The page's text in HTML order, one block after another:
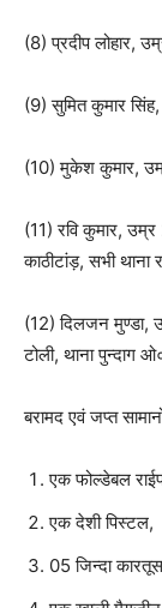
(8) प्रदीप लोहार,
(9) सुमित कुमार सिंह,
(10) मुकेश कुमार,
(11) रवि कुमार, उम्र
काठीटांड़, सभी थाना
(12) दिलजन मुण्डा,
टोली, थाना पुन्दाग
बरामद एवं जप्त
एक फोल्डेबल
एक देशी पिस्टल,
05 जिन्दा